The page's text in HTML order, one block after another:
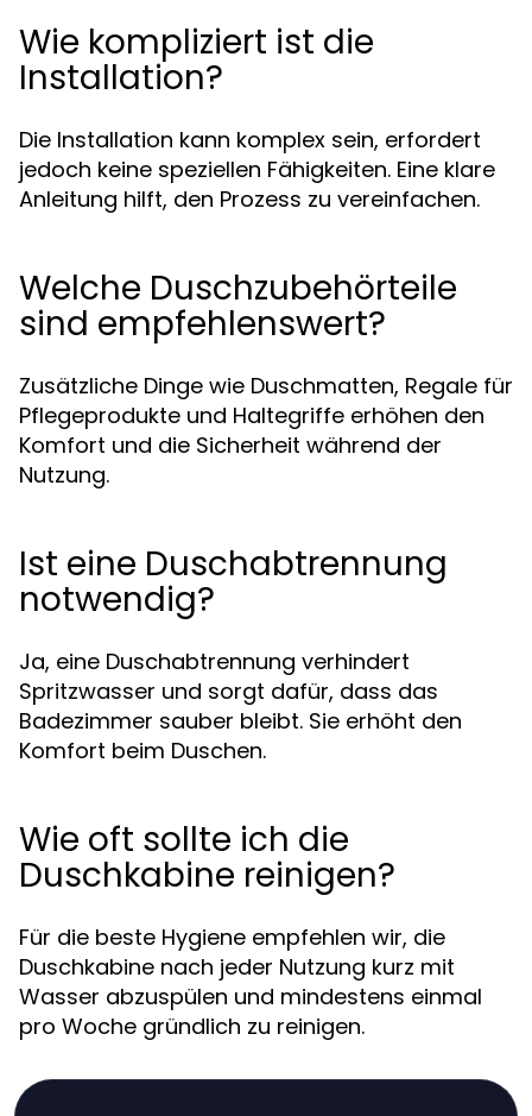
Wie kompliziert ist die
Installation?
Die Installation kann komplex sein, erfordert
jedoch keine speziellen Fähigkeiten. Eine klare
Anleitung hilft, den Prozess zu vereinfachen.
Welche Duschzubehörteile
sind empfehlenswert?
Zusätzliche Dinge wie Duschmatten, Regale für
Pflegeprodukte und Haltegriffe erhöhen den
Komfort und die Sicherheit während der
Nutzung.
Ist eine Duschabtrennung
notwendig?
Ja, eine Duschabtrennung verhindert
Spritzwasser und sorgt dafür, dass das
Badezimmer sauber bleibt. Sie erhöht den
Komfort beim Duschen.
Wie oft sollte ich die
Duschkabine reinigen?
Für die beste Hygiene empfehlen wir, die
Duschkabine nach jeder Nutzung kurz mit
Wasser abzuspülen und mindestens einmal
pro Woche gründlich zu reinigen.